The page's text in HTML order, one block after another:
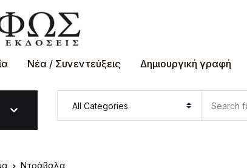
Νέα / Συνεντεύξεις Δημιουργική γραφή
Ντράβαλα